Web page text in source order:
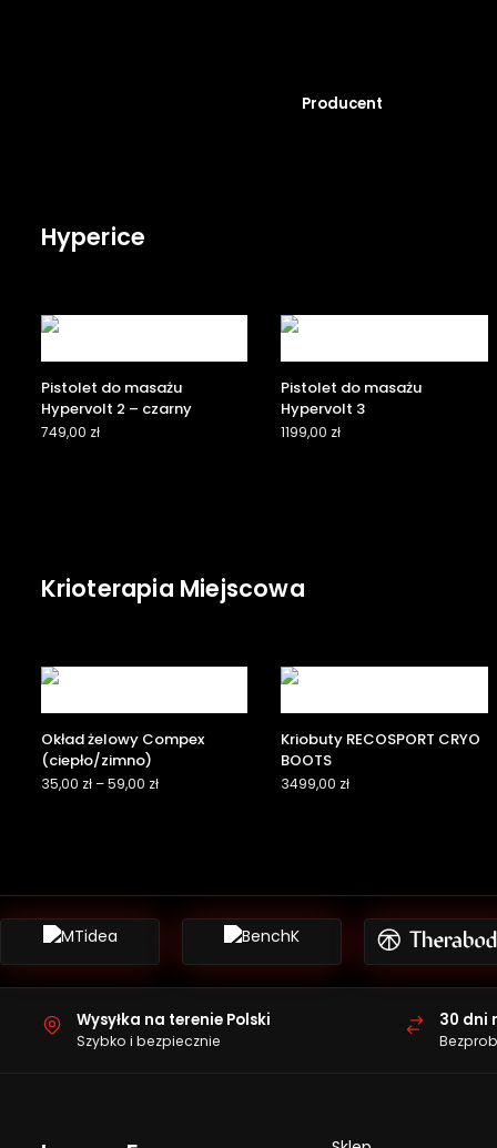
Producent
Hyperice
Pistolet do masażu
Hypervolt 2 – czarny
749,00 zł
Pistolet do masażu
Hypervolt 3
1199,00 zł
Krioterapia Miejscowa
Okład żelowy Compex
(ciepło/zimno)
35,00 zł –59,00 zł
Kriobuty RECOSPORT CRYO
BOOTS
3499,00 zł
Wysyłka na terenie Polski
Szybko i bezpiecznie
30 dni